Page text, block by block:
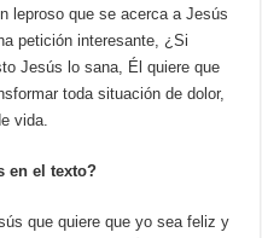
leproso que se acerca a Jesús
petición interesante, ¿Si
Jesús lo sana, Él quiere que
toda situación de dolor,
vida.
en el texto?
que quiere que yo sea feliz y